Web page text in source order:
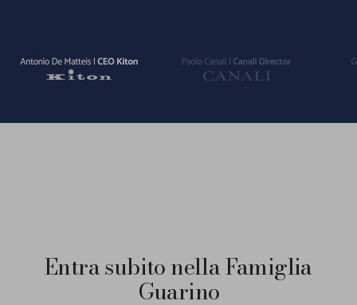
Vai
Vai
Entra subito nella Famiglia
Guarino